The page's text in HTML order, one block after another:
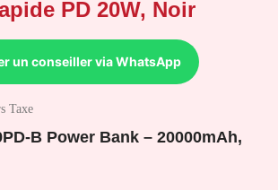
PD 20W, Noir
un conseiller via WhatsApp
Taxe
B Power Bank – 20000mAh,